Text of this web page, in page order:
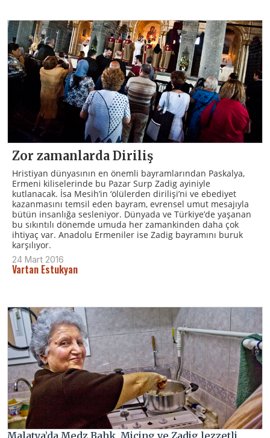
Zor zamanlarda Diriliş
Hristiyan dünyasının en önemli bayramlarından Paskalya,
Ermeni kiliselerinde bu Pazar Surp Zadig ayiniyle
kutlanacak. İsa Mesih’in ‘ölülerden dirilişi’ni ve ebediyet
kazanmasını temsil eden bayram, evrensel umut mesajıyla
bütün insanlığa sesleniyor. Dünyada ve Türkiye’de yaşanan
bu sıkıntılı dönemde umuda her zamankinden daha çok
ihtiyaç var. Anadolu Ermeniler ise Zadig bayramını buruk
karşılıyor.
24 Mart 2016
Vartan Estukyan
Malatya’da Medz Bahk, Miçing ve Zadig lezzetli